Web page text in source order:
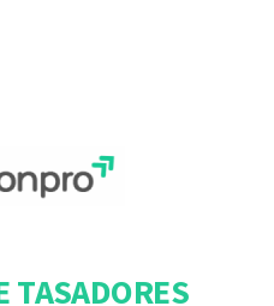
TASADORES